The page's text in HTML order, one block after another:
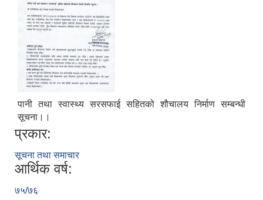
पानी तथा स्वास्थ्य सरसफाई सहितको शौचालय निर्माण सम्बन्धी
सूचना।।
प्रकार:
सूचना तथा समाचार
आर्थिक वर्ष:
७५/७६